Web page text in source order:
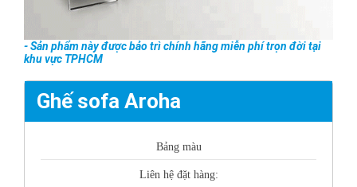
- Sản phẩm này được bảo trì chính hãng miễn phí trọn đời tại
khu vực TPHCM
Ghế sofa Aroha
Bảng màu
Liên hệ đặt hàng: